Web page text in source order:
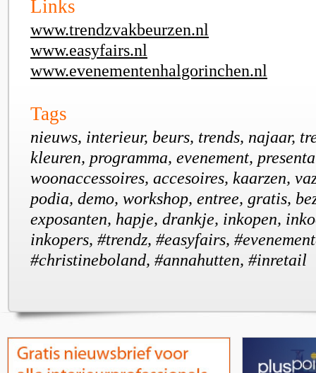
Links
www.trendzvakbeurzen.nl
www.easyfairs.nl
www.evenementenhalgorinchen.nl
Tags
nieuws, interieur, beurs, trends, najaar,
kleuren, programma, evenement,
woonaccessoires, accesoires, kaarzen,
podia, demo, workshop, entree, gratis,
exposanten, hapje, drankje, inkopen,
inkopers, #trendz, #easyfairs,
#christineboland, #annahutten, #inretail